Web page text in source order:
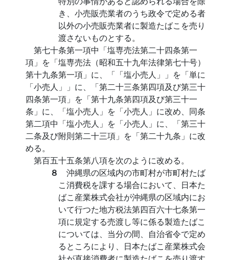
き、小売販売業者のうち政令で定める者
以外の小売販売業者に製造たばこを売り
渡さないものとする。
第七十条第一項中「塩専売法第二十四条第一
項」を「塩専売法（昭和五十九年法律第七十号）
第十九条第一項」に、「「塩小売人」」を「単に
「小売人」」に、「第二十三条第四項及び第三十
四条第一項」を「第十九条第四項及び第三十一
条」に、「塩小売人」を「小売人」に改め、同条
第二項中「塩小売人」を「小売人」に、「第三十
二条及び附則第二十三項」を「第二十九条」に改
める。
第百五十五条第八項を次のように改める。
８ 沖縄県の区域内の市町村が市町村たば
こ消費税を課する場合において、日本た
ばこ産業株式会社が沖縄県の区域内にお
いて行つた地方税法第四百六十七条第一
項に規定する売渡し等に係る製造たばこ
については、当分の間、自治省令で定め
るところにより、日本たばこ産業株式会